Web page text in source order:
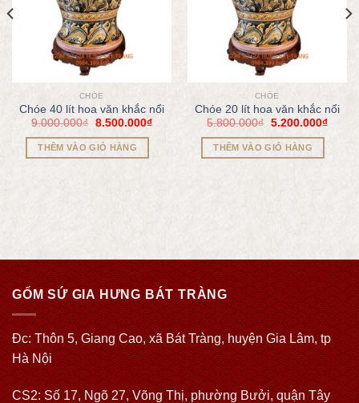
CHÓE
Chóe 40 lít hoa văn khắc nổi
9.000.000₫ 8.500.000₫
THÊM VÀO GIỎ HÀNG
CHÓE
Chóe 20 lít hoa văn khắc nổi
5.800.000₫ 5.200.000₫
THÊM VÀO GIỎ HÀNG
GỐM SỨ GIA HƯNG BÁT TRÀNG
Đc: Thôn 5, Giang Cao, xã Bát Tràng, huyện Gia Lâm, tp
Hà Nội
CS2: Số 17, Ngõ 27, Võng Thị, phường Bưởi, quận Tây